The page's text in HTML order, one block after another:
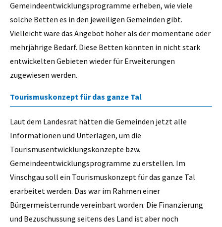
Gemeindeentwicklungsprogramme erheben, wie viele
solche Betten es in den jeweiligen Gemeinden gibt.
Vielleicht wäre das Angebot höher als der momentane oder
mehrjährige Bedarf. Diese Betten könnten in nicht stark
entwickelten Gebieten wieder für Erweiterungen
zugewiesen werden.
Tourismuskonzept für das ganze Tal
Laut dem Landesrat hätten die Gemeinden jetzt alle
Informationen und Unterlagen, um die
Tourismusentwicklungskonzepte bzw.
Gemeindeentwicklungsprogramme zu erstellen. Im
Vinschgau soll ein Tourismuskonzept für das ganze Tal
erarbeitet werden. Das war im Rahmen einer
Bürgermeisterrunde vereinbart worden. Die Finanzierung
und Bezuschussung seitens des Land ist aber noch